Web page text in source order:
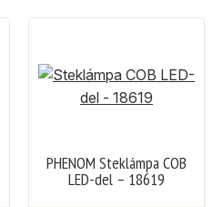
PHENOM Steklámpa COB
LED-del – 18619